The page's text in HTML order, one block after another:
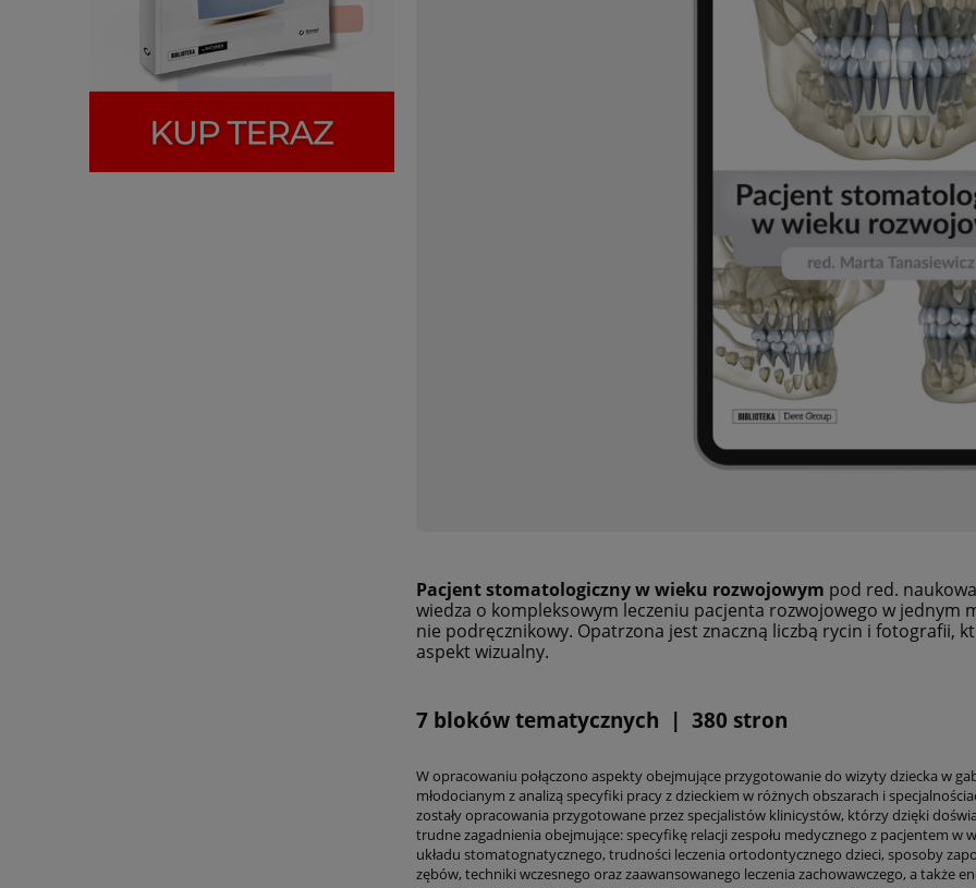
Pacjent stomatologiczny w wieku rozwojowym pod red.
wiedza o kompleksowym leczeniu pacjenta rozwojowego w jednym
nie podręcznikowy. Opatrzona jest znaczną liczbą rycin i fotografii,
aspekt wizualny.
7 bloków tematycznych | 380 stron
W opracowaniu połączono aspekty obejmujące przygotowanie do wizyty dziecka w
młodocianym z analizą specyfiki pracy z dzieckiem w różnych obszarach i
zostały opracowania przygotowane przez specjalistów klinicystów, którzy dzięki
trudne zagadnienia obejmujące: specyfikę relacji zespołu medycznego z pacjentem
układu stomatognatycznego, trudności leczenia ortodontycznego dzieci, sposoby
zębów, techniki wczesnego oraz zaawansowanego leczenia zachowawczego, a także